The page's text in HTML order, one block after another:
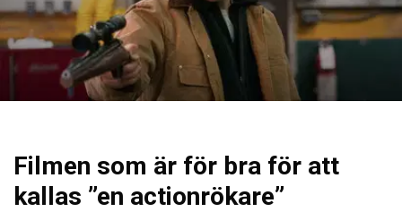
Filmen som är för bra för att
kallas ”en actionrökare”